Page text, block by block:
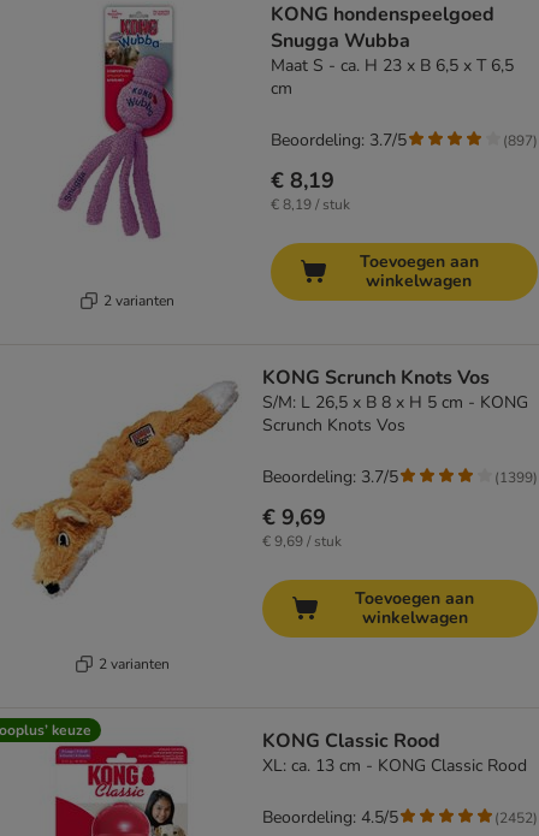
2 varianten
KONG hondenspeelgoed
Snugga Wubba
Maat S - ca. H 23 x B 6,5 x T 6,5
cm
€ 8,19
€ 8,19 / stuk
Beoordeling: 3.7/5 (897)
Toevoegen aan
winkelwagen
2 varianten
KONG Scrunch Knots Vos
S/M: L 26,5 x B 8 x H 5 cm - KONG
Scrunch Knots Vos
€ 9,69
€ 9,69 / stuk
Beoordeling: 3.7/5 (1399)
Toevoegen aan
winkelwagen
keuze KONG Classic Rood
XL: ca. 13 cm - KONG Classic Rood
Beoordeling: 4.5/5 (2452)